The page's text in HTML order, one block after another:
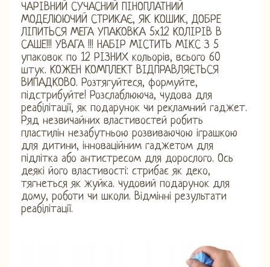
ЧАРІВНИЙ СУЧАСНИЙ ПІНОПЛАТНИЙ
МОДЕЛЮЮЧИЙ СТРИКАЄ, ЯК КОШИК, ДОБРЕ
ЛІПИТЬСЯ МЕГА УПАКОВКА 5х12 КОЛІРІВ В
САШЕ!!! УВАГА !!! НАБІР МІСТИТЬ МІКС З 5
упаковок по 12 РІЗНИХ кольорів, всього 60
штук. КОЖЕН КОМПЛЕКТ ВІДПРАВЛЯЄТЬСЯ
ВИПАДКОВО. Розтягуйтеся, формуйте,
підстрибуйте! Розслаблююча, чудова для
реабілітації, як подарунок чи рекламний гаджет.
Ряд незвичайних властивостей робить
пластилін незабутньою розвиваючою іграшкою
для дитини, інноваційним гаджетом для
підлітка або антистресом для дорослого. Ось
деякі його властивості: стрибає як деко,
тягнеться як жуйка. чудовий подарунок для
дому, роботи чи школи. Відмінні результати
реабілітації.